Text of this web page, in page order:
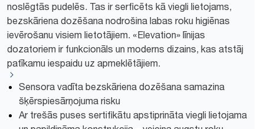
noslēgtās pudelēs. Tas ir serficēts kā viegli lietojams,
bezskāriena dozēšana nodrošina labas roku higiēnas
ievērošanu visiem lietotājiem. «Elevation» līnijas
dozatoriem ir funkcionāls un moderns dizains, kas atstāj
patīkamu iespaidu uz apmeklētājiem.
Sensora vadīta bezskāriena dozēšana samazina
šķērspiesārņojuma risku
Ar trešās puses sertifikātu apstiprināta viegli lietojama